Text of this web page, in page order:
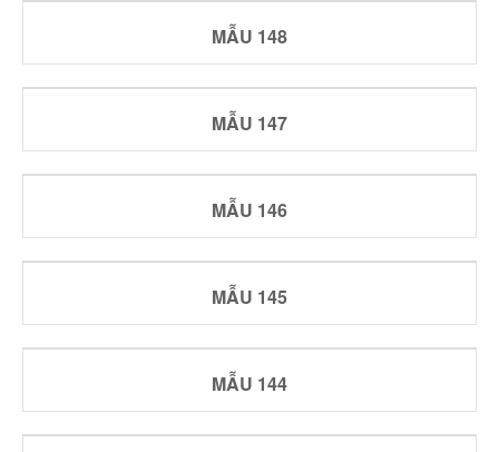
MẪU 148
MẪU 147
MẪU 146
MẪU 145
MẪU 144